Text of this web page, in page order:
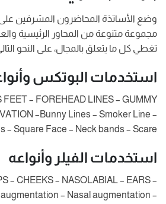
وضع الأساتذة المحاضرون المشرفين
مجموعة متنوعة من المحاور الرئيسية
تغطي كل ما يتعلق بالمجال، على النحو
استخدمات البوتكس
FEET – FOREHEAD LINES – GUMMY
–Bunny Lines – Smoker Line –
– Square Face – Neck bands – Scare
استخدمات الفيلر وأنواعه
– CHEEKS – NASOLABIAL – EARS –
augmentation – Nasal augmentation –